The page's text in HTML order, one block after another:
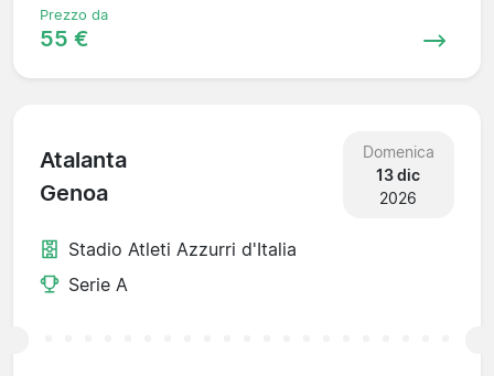
Prezzo da
55 €
Atalanta
Genoa
Domenica
13 dic
2026
Stadio Atleti Azzurri d'Italia
Serie A